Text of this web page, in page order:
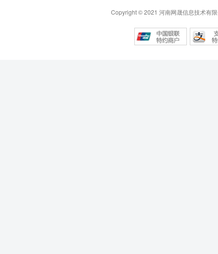
Copyright © 2021 河南网晟信息技术有